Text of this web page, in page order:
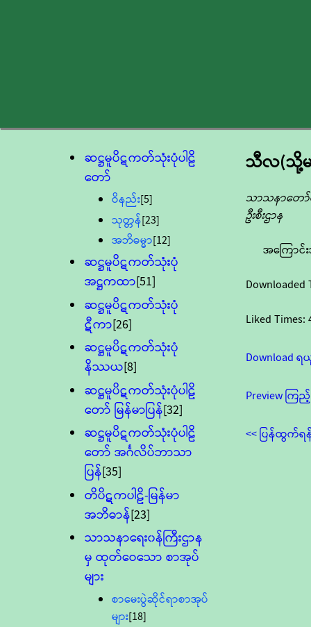
ဆဋ္ဌမူပိဋကတ်သုံးပုံပါဠိ
တော်
ဝိနည်း[5]
သုတ္တန်[23]
အဘိဓမ္မာ[12]
ဆဋ္ဌမူပိဋကတ်သုံးပုံ
အဋ္ဌကထာ[51]
ဆဋ္ဌမူပိဋကတ်သုံးပုံ
ဋီကာ[26]
ဆဋ္ဌမူပိဋကတ်သုံးပုံ
နိဿယ[8]
ဆဋ္ဌမူပိဋကတ်သုံးပုံပါဠိ
တော် မြန်မာပြန်[32]
ဆဋ္ဌမူပိဋကတ်သုံးပုံပါဠိ
တော် အင်္ဂလိပ်ဘာသာ
ပြန်[35]
တိပိဋကပါဠိ-မြန်မာ
အဘိဓာန်[23]
သာသနာရေး၀န်ကြီးဌာန
မှ ထုတ်ဝေသော စာအုပ်
များ
စာမေးပွဲဆိုင်ရာစာအုပ်
များ[18]
သီလ(သို့
သာသနာတော်ထွ
ဦးစီးဌာန
အကြောင်
Downloaded
Liked Times:
Download
Preview ကြ
<< ပြန်ထွက်ရ